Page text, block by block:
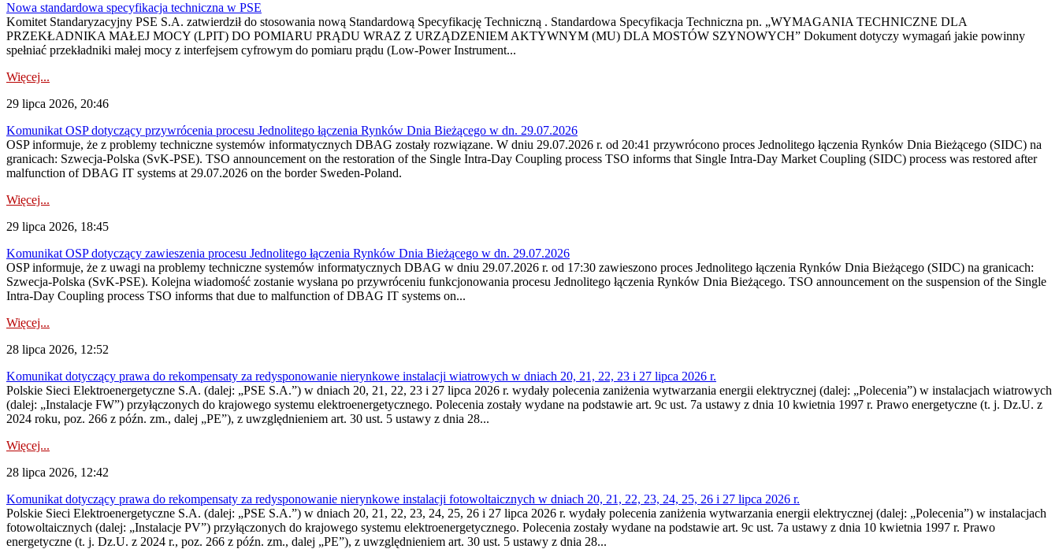
Nowa standardowa specyfikacja techniczna w PSE
Komitet Standaryzacyjny PSE S.A. zatwierdził do stosowania nową Standardową Specyfikację Techniczną . Standardowa Specyfikacja Techniczna pn. „WYMAGANIA TECHNICZNE DLA
PRZEKŁADNIKA MAŁEJ MOCY (LPIT) DO POMIARU PRĄDU WRAZ Z URZĄDZENIEM AKTYWNYM (MU) DLA MOSTÓW SZYNOWYCH” Dokument dotyczy wymagań jakie powinny
spełniać przekładniki małej mocy z interfejsem cyfrowym do pomiaru prądu (Low-Power Instrument...
Więcej...
29 lipca 2026, 20:46
Komunikat OSP dotyczący przywrócenia procesu Jednolitego łączenia Rynków Dnia Bieżącego w dn. 29.07.2026
OSP informuje, że z problemy techniczne systemów informatycznych DBAG zostały rozwiązane. W dniu 29.07.2026 r. od 20:41 przywrócono proces Jednolitego łączenia Rynków Dnia Bieżącego (SIDC) na
granicach: Szwecja-Polska (SvK-PSE). TSO announcement on the restoration of the Single Intra-Day Coupling process TSO informs that Single Intra-Day Market Coupling (SIDC) process was restored after
malfunction of DBAG IT systems at 29.07.2026 on the border Sweden-Poland.
Więcej...
29 lipca 2026, 18:45
Komunikat OSP dotyczący zawieszenia procesu Jednolitego łączenia Rynków Dnia Bieżącego w dn. 29.07.2026
OSP informuje, że z uwagi na problemy techniczne systemów informatycznych DBAG w dniu 29.07.2026 r. od 17:30 zawieszono proces Jednolitego łączenia Rynków Dnia Bieżącego (SIDC) na granicach:
Szwecja-Polska (SvK-PSE). Kolejna wiadomość zostanie wysłana po przywróceniu funkcjonowania procesu Jednolitego łączenia Rynków Dnia Bieżącego. TSO announcement on the suspension of the Single
Intra-Day Coupling process TSO informs that due to malfunction of DBAG IT systems on...
Więcej...
28 lipca 2026, 12:52
Komunikat dotyczący prawa do rekompensaty za redysponowanie nierynkowe instalacji wiatrowych w dniach 20, 21, 22, 23 i 27 lipca 2026 r.
Polskie Sieci Elektroenergetyczne S.A. (dalej: „PSE S.A.”) w dniach 20, 21, 22, 23 i 27 lipca 2026 r. wydały polecenia zaniżenia wytwarzania energii elektrycznej (dalej: „Polecenia”) w instalacjach wiatrowych
(dalej: „Instalacje FW”) przyłączonych do krajowego systemu elektroenergetycznego. Polecenia zostały wydane na podstawie art. 9c ust. 7a ustawy z dnia 10 kwietnia 1997 r. Prawo energetyczne (t. j. Dz.U. z
2024 roku, poz. 266 z późn. zm., dalej „PE”), z uwzględnieniem art. 30 ust. 5 ustawy z dnia 28...
Więcej...
28 lipca 2026, 12:42
Komunikat dotyczący prawa do rekompensaty za redysponowanie nierynkowe instalacji fotowoltaicznych w dniach 20, 21, 22, 23, 24, 25, 26 i 27 lipca 2026 r.
Polskie Sieci Elektroenergetyczne S.A. (dalej: „PSE S.A.”) w dniach 20, 21, 22, 23, 24, 25, 26 i 27 lipca 2026 r. wydały polecenia zaniżenia wytwarzania energii elektrycznej (dalej: „Polecenia”) w instalacjach
fotowoltaicznych (dalej: „Instalacje PV”) przyłączonych do krajowego systemu elektroenergetycznego. Polecenia zostały wydane na podstawie art. 9c ust. 7a ustawy z dnia 10 kwietnia 1997 r. Prawo
energetyczne (t. j. Dz.U. z 2024 r., poz. 266 z późn. zm., dalej „PE”), z uwzględnieniem art. 30 ust. 5 ustawy z dnia 28...